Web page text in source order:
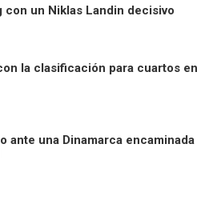
con un Niklas Landin decisivo
la clasificación para cuartos en
ante una Dinamarca encaminada